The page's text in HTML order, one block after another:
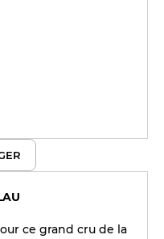
ce grand cru de la